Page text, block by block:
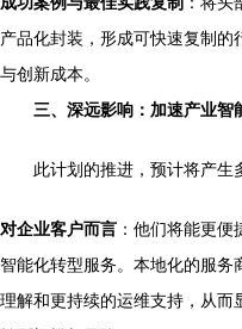
产品化封装，形成可快速复制
与创新成本。
三、深远影响：加速产业智
此计划的推进，预计将产生
对企业客户而言 ：他们将能更
智能化转型服务。本地化的服
理解和更持续的运维支持，从